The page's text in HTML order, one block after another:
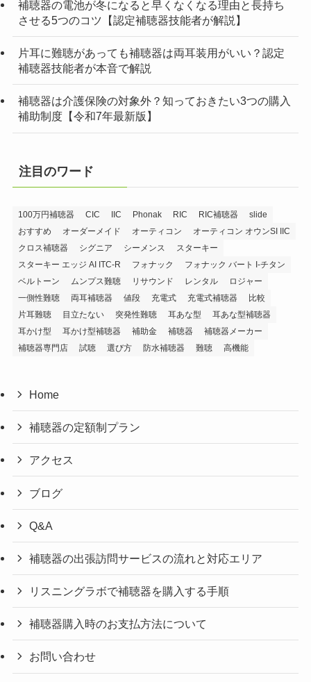
補聴器の電池が冬になると早くなくなる理由と長持ち
させる5つのコツ【認定補聴器技能者が解説】
片耳に難聴があっても補聴器は両耳装用がいい？認定
補聴器技能者が本音で解説
補聴器は介護保険の対象外？知っておきたい3つの購入
補助制度【令和7年最新版】
注目のワード
100万円補聴器 CIC IIC Phonak RIC RIC補聴器
slide
おすすめ
オーダーメイド オーティコン
オーティコン オウンSI IIC
クロス補聴器
シグニア シーメンス
スターキー
スターキー エッジ AI ITC-R
フォナック
フォナック バート I-チタン
ベルトーン
ムンプス難聴 リサウンド レンタル
ロジャー
一側性難聴
両耳補聴器 値段 充電式 充電式補聴器
比較
片耳難聴
目立たない 突発性難聴 耳あな型
耳あな型補聴器
耳かけ型
耳かけ型補聴器 補助金 補聴器
補聴器メーカー
補聴器専門店
試聴 選び方 防水補聴器 難聴 高機能
Home
補聴器の定額制プラン
アクセス
ブログ
Q&A
補聴器の出張訪問サービスの流れと対応エリア
リスニングラボで補聴器を購入する手順
補聴器購入時のお支払方法について
お問い合わせ